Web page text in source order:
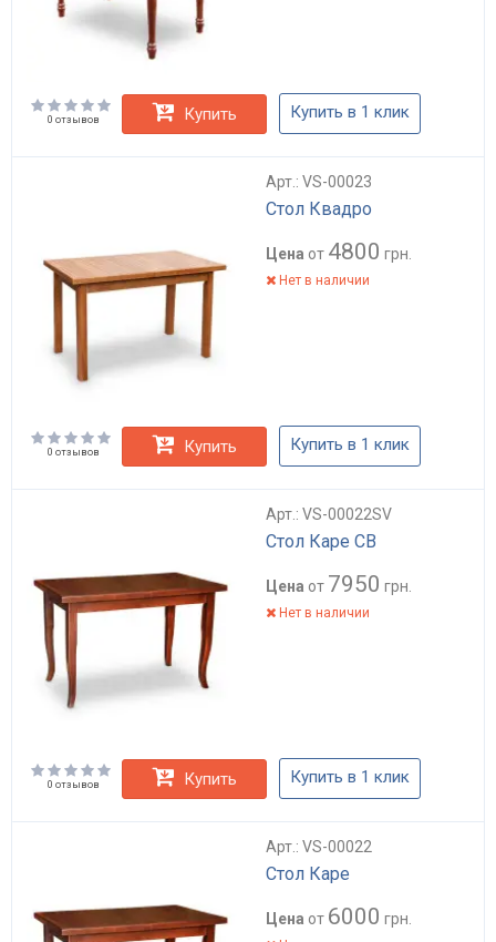
0 отзывов Купить Купить в 1 клик
Арт.: VS-00023
Стол Квадро
Цена от 4800 грн.
Нет в наличии
0 отзывов Купить Купить в 1 клик
Арт.: VS-00022SV
Стол Каре СВ
Цена от 7950 грн.
Нет в наличии
0 отзывов Купить Купить в 1 клик
Арт.: VS-00022
Стол Каре
Цена от 6000 грн.